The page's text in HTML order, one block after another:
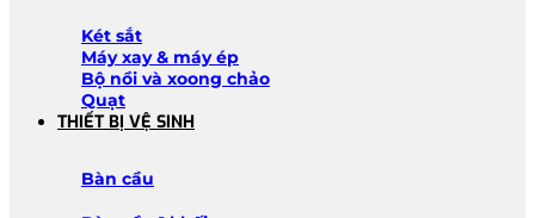
Két sắt
Máy xay & máy ép
Bộ nồi và xoong chảo
Quạt
THIẾT BỊ VỆ SINH
Bàn cầu